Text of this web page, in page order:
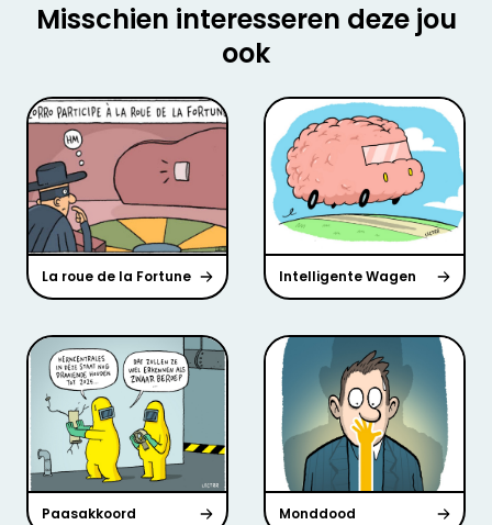
Misschien interesseren deze jou
ook
La roue de la Fortune Intelligente Wagen
Paasakkoord Monddood